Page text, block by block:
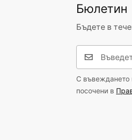
Бюлетин
Бъдете в
С въвеждането
посочени в